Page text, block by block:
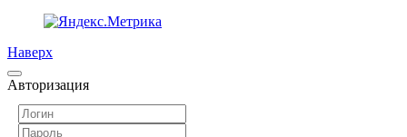
Наверх
Авторизация